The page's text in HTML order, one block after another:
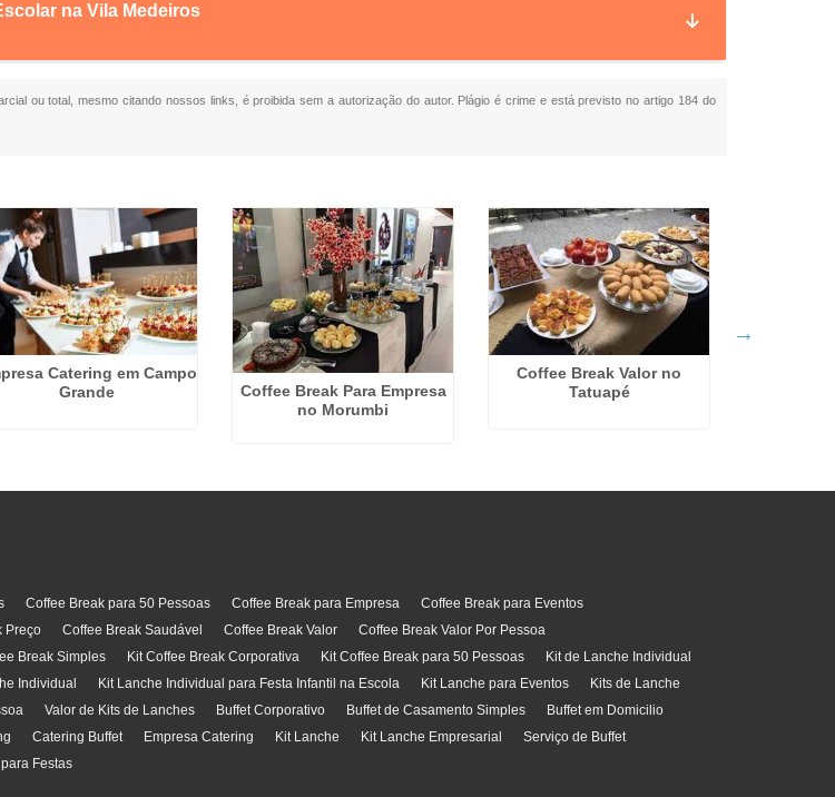
na Vila Medeiros
ou total, mesmo citando nossos links, é proibida sem a autorização do autor. Plágio é crime e está previsto no artigo 184 do
Catering em Campo
Grande
Coffee Break Para Empresa
no Morumbi
Coffee Break Valor no
Tatuapé
Coffee Break para 50 Pessoas Coffee Break para Empresa
Coffee Break para Eventos
Preço Coffee Break Saudável Coffee Break Valor
Coffee Break Valor Por Pessoa
Break Simples Kit Coffee Break Corporativa Kit Coffee Break para 50 Pessoas
Kit de Lanche Individual
Individual Kit Lanche Individual para Festa Infantil na Escola Kit Lanche para Eventos
Kits de Lanche
Valor de Kits de Lanches Buffet Corporativo Buffet de Casamento Simples
Buffet em Domicilio
Catering Buffet Empresa Catering Kit Lanche Kit Lanche Empresarial
Serviço de Buffet
Festas